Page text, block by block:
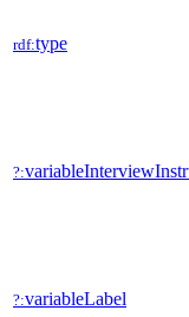
rdf:type
?:
?:variableLabel